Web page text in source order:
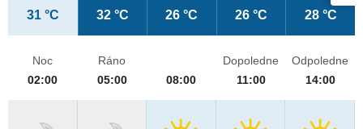
31 °C 32 °C 26 °C 26 °C 28 °C
Noc
02:00
Ráno
05:00
08:00
Dopoledne
11:00
Odpoledne
14:00